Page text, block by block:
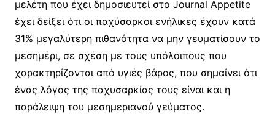
μελέτη που έχει δημοσιευτεί στο Journal Appetite
έχει δείξει ότι οι παχύσαρκοι ενήλικες έχουν κατά
31% μεγαλύτερη πιθανότητα να μην γευματίσουν το
μεσημέρι, σε σχέση με τους υπόλοιπους που
χαρακτηρίζονται από υγιές βάρος, που σημαίνει ότι
ένας λόγος της παχυσαρκίας τους είναι και η
παράλειψη του μεσημεριανού γεύματος.